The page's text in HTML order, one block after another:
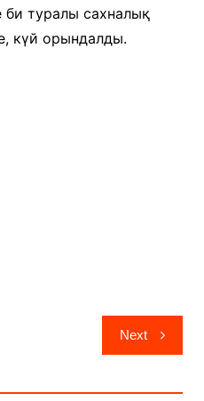
би туралы сахналық
күй орындалды.
Next